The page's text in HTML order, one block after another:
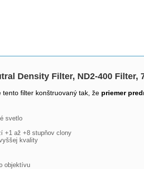
Density Filter, ND2-400 Filter,
filter konštruovaný tak, že priemer
svetlo
+1 až +8 stupňov clony
kvality
objektívu